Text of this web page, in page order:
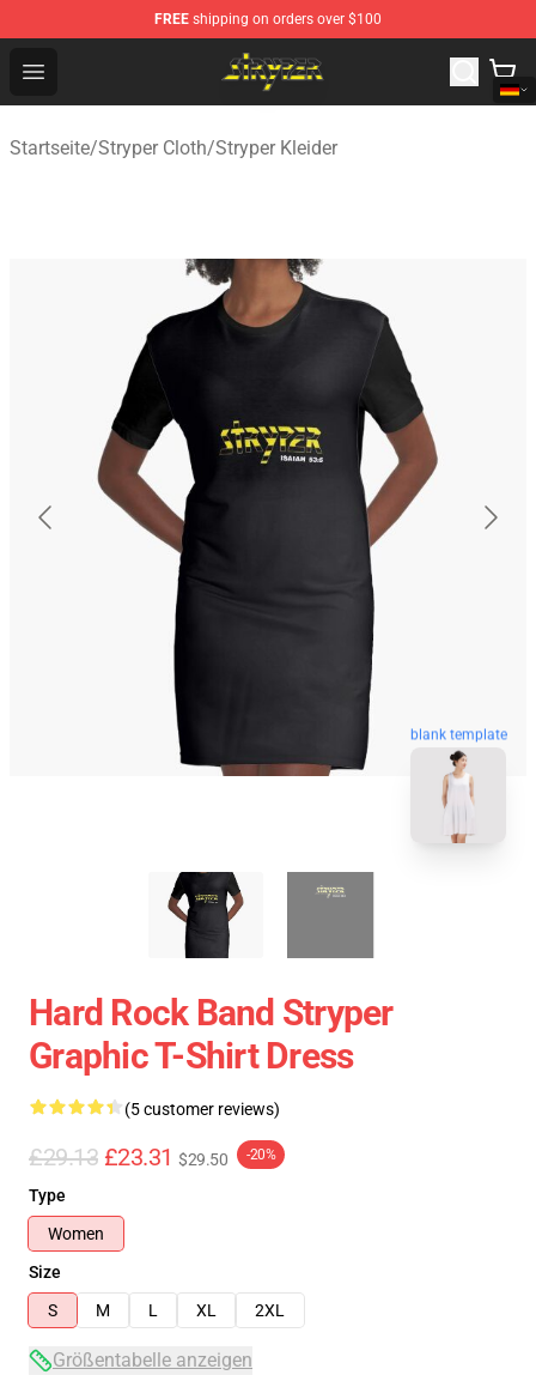
FREE shipping on orders over $100
Open menu
Stryper Store - Official Stryper Merchandise Shop
Startseite/Stryper Cloth/Stryper Kleider
blank template
Hard Rock Band Stryper
Graphic T-Shirt Dress
(5 customer reviews)
£29.13 £23.31 $29.50 -20%
Type
Women
Size
S
M L XL 2XL
Größentabelle anzeigen